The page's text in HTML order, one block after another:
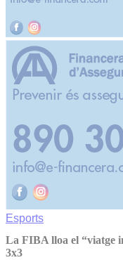
Esports
La FIBA lloa el “viatge
3x3